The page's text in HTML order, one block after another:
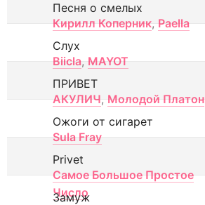
Песня о смелых
Кирилл Коперник, Paella
Слух
Biicla, MAYOT
ПРИВЕТ
АКУЛИЧ, Молодой Платон
Ожоги от сигарет
Sula Fray
Privet
Самое Большое Простое
Число
Замуж